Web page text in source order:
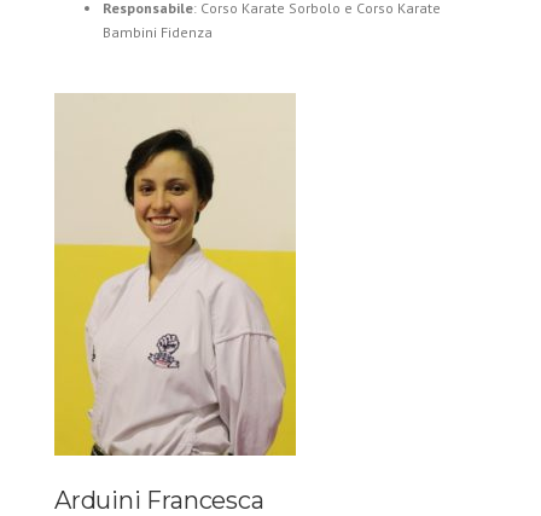
Responsabile: Corso Karate Sorbolo e Corso Karate
Bambini Fidenza
Arduini Francesca